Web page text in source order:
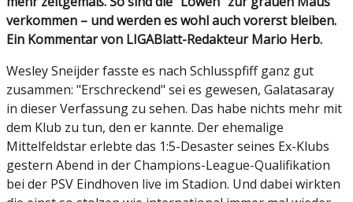
verkommen – und werden es wohl auch vorerst bleiben.
Ein Kommentar von LIGABlatt-Redakteur Mario Herb.
Wesley Sneijder fasste es nach Schlusspfiff ganz gut
zusammen: "Erschreckend" sei es gewesen, Galatasaray
in dieser Verfassung zu sehen. Das habe nichts mehr mit
dem Klub zu tun, den er kannte. Der ehemalige
Mittelfeldstar erlebte das 1:5-Desaster seines Ex-Klubs
gestern Abend in der Champions-League-Qualifikation
bei der PSV Eindhoven live im Stadion. Und dabei wirkten